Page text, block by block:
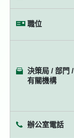
職位
決策局 / 部門 /
有關機構
辦公室電話